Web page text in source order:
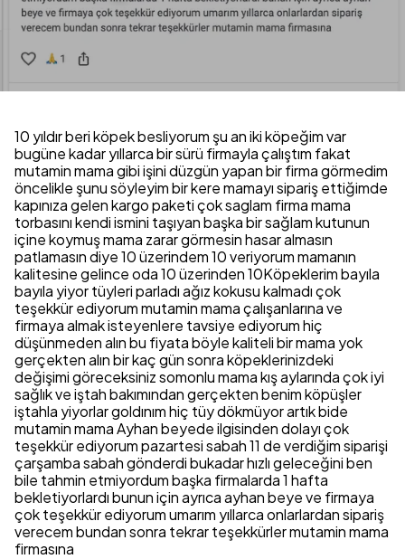
10 yıldır beri köpek besliyorum şu an iki köpeğim var
bugüne kadar yıllarca bir sürü firmayla çalıştım fakat
mutamin mama gibi işini düzgün yapan bir firma görmedim
öncelikle şunu söyleyim bir kere mamayı sipariş ettiğimde
kapınıza gelen kargo paketi çok saglam firma mama
torbasını kendi ismini taşıyan başka bir sağlam kutunun
içine koymuş mama zarar görmesin hasar almasın
patlamasın diye 10 üzerindem 10 veriyorum mamanın
kalitesine gelince oda 10 üzerinden 10Köpeklerim bayıla
bayıla yiyor tüyleri parladı ağız kokusu kalmadı çok
teşekkür ediyorum mutamin mama çalışanlarına ve
firmaya almak isteyenlere tavsiye ediyorum hiç
düşünmeden alın bu fiyata böyle kaliteli bir mama yok
gerçekten alın bir kaç gün sonra köpeklerinizdeki
değişimi göreceksiniz somonlu mama kış aylarında çok iyi
sağlık ve iştah bakımından gerçekten benim köpüşler
iştahla yiyorlar goldınım hiç tüy dökmüyor artık bide
mutamin mama Ayhan beyede ilgisinden dolayı çok
teşekkür ediyorum pazartesi sabah 11 de verdiğim siparişi
çarşamba sabah gönderdi bukadar hızlı geleceğini ben
bile tahmin etmiyordum başka firmalarda 1 hafta
bekletiyorlardı bunun için ayrıca ayhan beye ve firmaya
çok teşekkür ediyorum umarım yıllarca onlarlardan sipariş
verecem bundan sonra tekrar teşekkürler mutamin mama
firmasına